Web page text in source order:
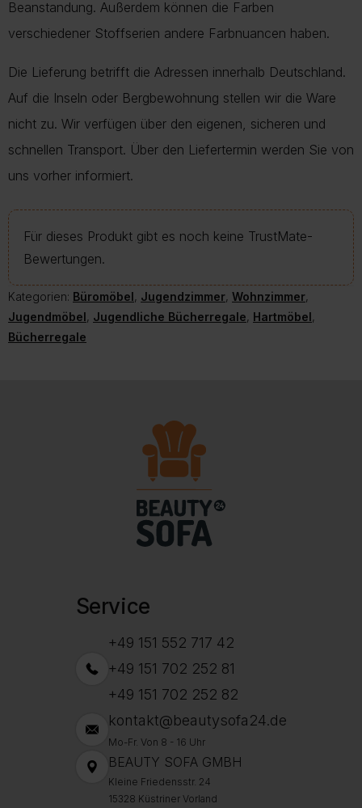
Beanstandung. Außerdem können die Farben
verschiedener Stoffserien andere Farbnuancen haben.
Die Lieferung betrifft die Adressen innerhalb Deutschland.
Auf die Inseln oder Bergbewohnung stellen wir die Ware
nicht zu. Wir verfügen über den eigenen, sicheren und
schnellen Transport. Über den Liefertermin werden Sie von
uns vorher informiert.
Für dieses Produkt gibt es noch keine TrustMate-
Bewertungen.
Kategorien: Büromöbel, Jugendzimmer, Wohnzimmer,
Jugendmöbel, Jugendliche Bücherregale, Hartmöbel,
Bücherregale
Service
+49 151 552 717 42
+49 151 702 252 81
+49 151 702 252 82
kontakt@beautysofa24.de
Mo-Fr. Von 8 - 16 Uhr
BEAUTY SOFA GMBH
Kleine Friedensstr. 24
15328 Küstriner Vorland